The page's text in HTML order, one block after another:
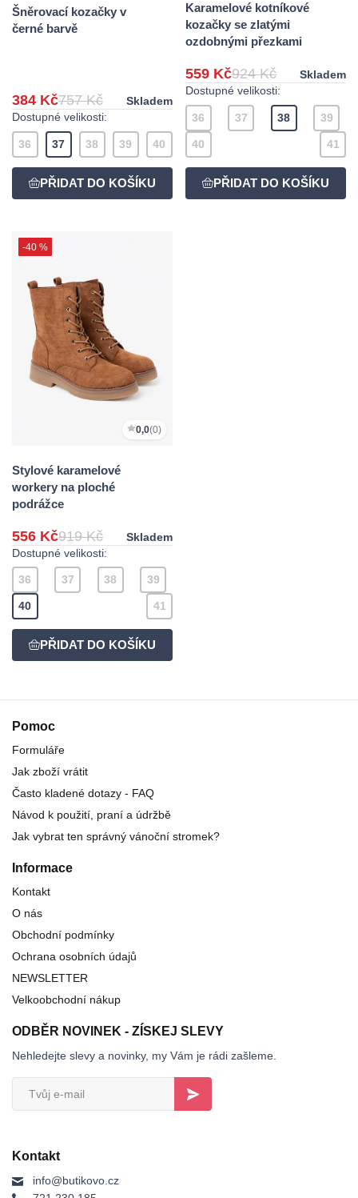
Šněrovací kozačky v
černé barvě
384 Kč757 Kč
Skladem
Dostupné velikosti:
36 37 38 39 40
Karamelové kotníkové
kozačky se zlatými
ozdobnými přezkami
559 Kč924 Kč
Skladem
Dostupné velikosti:
36 37 38 39
40 41
-40 %
0,0(0)
Stylové karamelové
workery na ploché
podrážce
556 Kč919 Kč
Skladem
Dostupné velikosti:
36 37 38 39
40 41
Pomoc
Formuláře
Jak zboží vrátit
Často kladené dotazy - FAQ
Návod k použití, praní a údržbě
Jak vybrat ten správný vánoční stromek?
Informace
Kontakt
O nás
Obchodní podmínky
Ochrana osobních údajů
NEWSLETTER
Velkoobchodní nákup
ODBĚR NOVINEK - ZÍSKEJ SLEVY
Nehledejte slevy a novinky, my Vám je rádi zašleme.
Kontakt
info@butikovo.cz